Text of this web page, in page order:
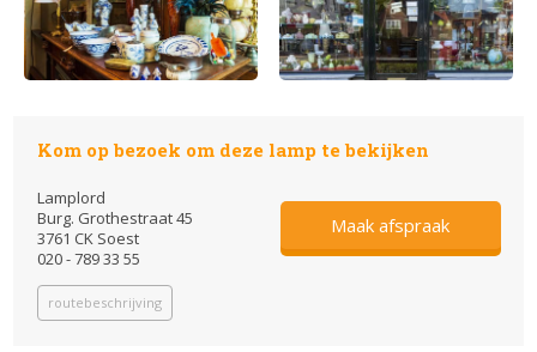
Kom op bezoek om deze lamp te bekijken
Lamplord
Burg. Grothestraat 45
3761 CK Soest
020 - 789 33 55
routebeschrijving
Maak afspraak